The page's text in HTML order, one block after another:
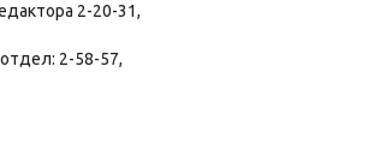
2-20-31,
2-58-57,